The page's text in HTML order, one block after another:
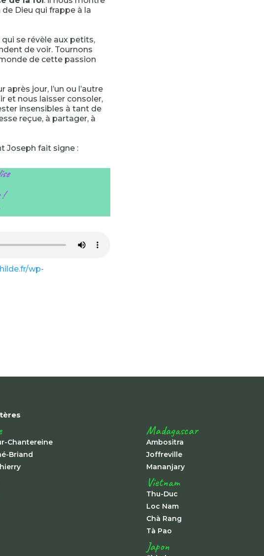
Dieu qui frappe à la
se révèle aux petits,
de voir. Tournons
de cette passion
après jour, l’un ou l’autre
et nous laisser consoler,
insensibles à tant de
reçue, à partager, à
Joseph fait signe :
wp-
Chantereine
Briand
Madagascar
Ambositra
Joffreville
Mananjary
Vietnam
Thu-Duc
Loc Nam
Chà Rang
Tà Pao
Japon